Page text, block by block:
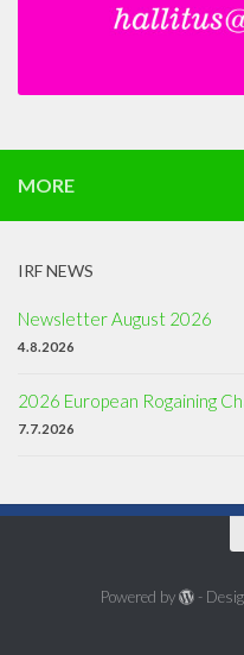
MORE
IRF NEWS
Newsletter August 2026
4.8.2026
2026 European Rogaining
7.7.2026
Powered by -